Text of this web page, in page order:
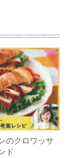
のクロワッサ
ド